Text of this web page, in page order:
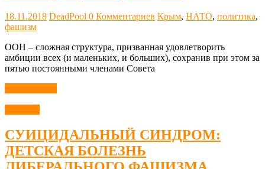
18.11.2018 DeadPool 0 Комментариев Крым, НАТО, политика,
фашизм
ООН – сложная структура, призванная удовлетворить
амбиции всех (и маленьких, и больших), сохранив при этом за
пятью постоянными членами Совета
СУИЦИДАЛЬНЫЙ СИНДРОМ:
ДЕТСКАЯ БОЛЕЗНЬ